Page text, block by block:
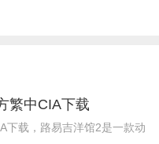
繁中CIA下载
下载，路易吉洋馆2是一款动